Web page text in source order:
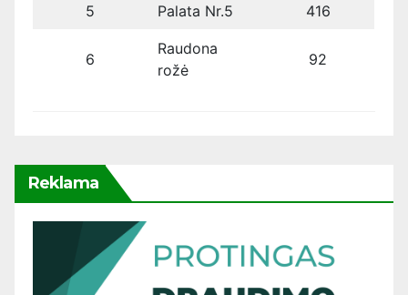
5 Palata Nr.5 416
6
Raudona
rožė
92
Reklama